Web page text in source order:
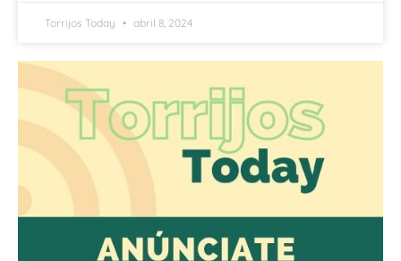
Torrijos Today abril 8, 2024